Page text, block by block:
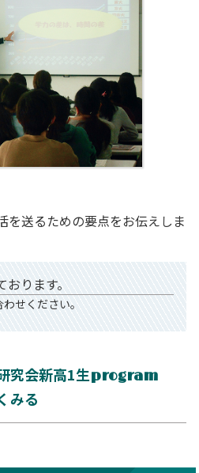
を送るための要点をお伝えしま
ります。
せください。
究会新高1生program
みる